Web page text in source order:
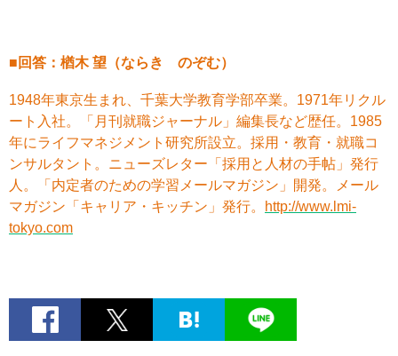
■回答：楢木 望（ならき のぞむ）
1948年東京生まれ、千葉大学教育学部卒業。1971年リクル
ート入社。「月刊就職ジャーナル」編集長など歴任。1985
年にライフマネジメント研究所設立。採用・教育・就職コ
ンサルタント。ニューズレター「採用と人材の手帖」発行
人。「内定者のための学習メールマガジン」開発。メール
マガジン「キャリア・キッチン」発行。
http://www.lmi-
tokyo.com